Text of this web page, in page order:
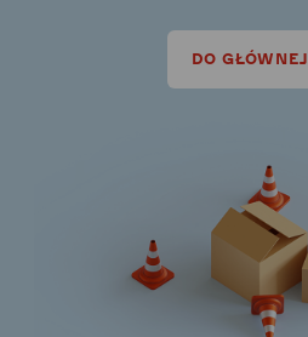
DO GŁÓWNEJ